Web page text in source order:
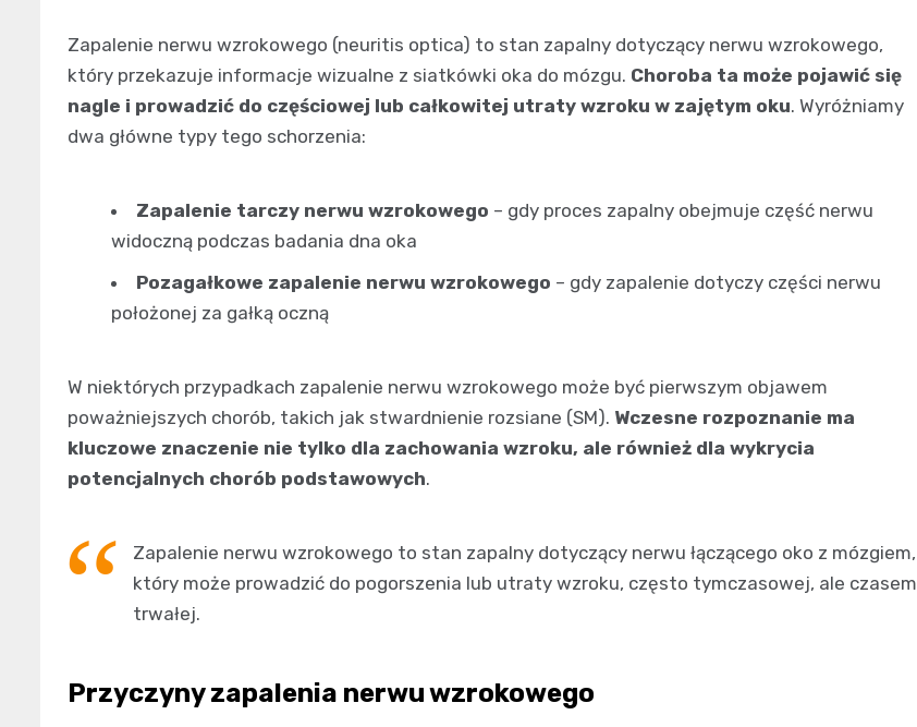
Zapalenie nerwu wzrokowego (neuritis optica) to stan zapalny dotyczący nerwu wzrokowego,
który przekazuje informacje wizualne z siatkówki oka do mózgu. Choroba ta może pojawić się
nagle i prowadzić do częściowej lub całkowitej utraty wzroku w zajętym oku. Wyróżniamy
dwa główne typy tego schorzenia:
Zapalenie tarczy nerwu wzrokowego – gdy proces zapalny obejmuje część nerwu
widoczną podczas badania dna oka
Pozagałkowe zapalenie nerwu wzrokowego – gdy zapalenie dotyczy części nerwu
położonej za gałką oczną
W niektórych przypadkach zapalenie nerwu wzrokowego może być pierwszym objawem
poważniejszych chorób, takich jak stwardnienie rozsiane (SM). Wczesne rozpoznanie ma
kluczowe znaczenie nie tylko dla zachowania wzroku, ale również dla wykrycia
potencjalnych chorób podstawowych.
Zapalenie nerwu wzrokowego to stan zapalny dotyczący nerwu łączącego oko z mózgiem,
który może prowadzić do pogorszenia lub utraty wzroku, często tymczasowej, ale czasem
trwałej.
Przyczyny zapalenia nerwu wzrokowego